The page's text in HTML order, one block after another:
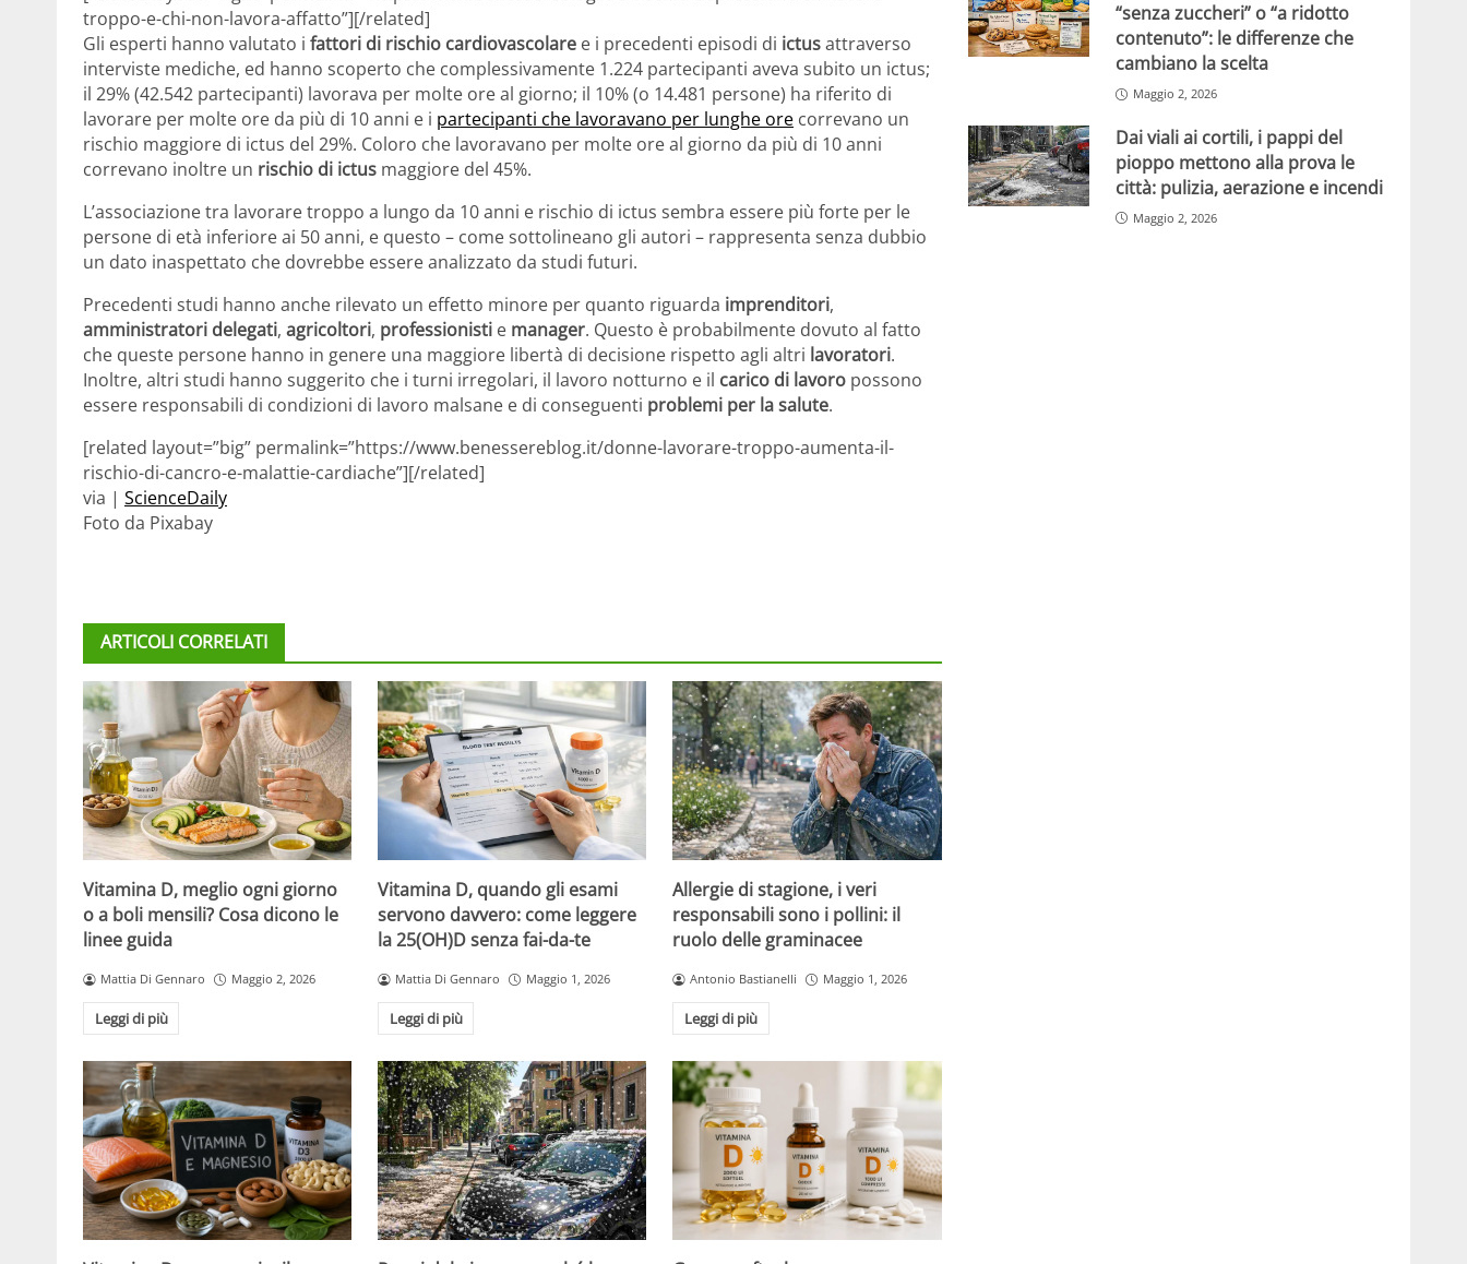
troppo-e-chi-non-lavora-affatto”][/related]
Gli esperti hanno valutato i fattori di rischio cardiovascolare e i precedenti episodi di ictusattraverso
interviste mediche, ed hanno scoperto che complessivamente 1.224 partecipanti aveva subito un ictus;
il 29% (42.542 partecipanti) lavorava per molte ore al giorno; il 10% (o 14.481 persone) ha riferito di
lavorare per molte ore da più di 10 anni e i partecipanti che lavoravano per lunghe ore correvano un
rischio maggiore di ictus del 29%. Coloro che lavoravano per molte ore al giorno da più di 10 anni
correvano inoltre un rischio di ictus maggiore del 45%.
L’associazione tra lavorare troppo a lungo da 10 anni e rischio di ictus sembra essere più forte per le
persone di età inferiore ai 50 anni, e questo – come sottolineano gli autori – rappresenta senza dubbio
un dato inaspettato che dovrebbe essere analizzato da studi futuri.
Precedenti studi hanno anche rilevato un effetto minore per quanto riguarda imprenditori,
amministratori delegati, agricoltori, professionisti e manager. Questo è probabilmente dovuto al fatto
che queste persone hanno in genere una maggiore libertà di decisione rispetto agli altri lavoratori.
Inoltre, altri studi hanno suggerito che i turni irregolari, il lavoro notturno e il carico di lavoro possono
essere responsabili di condizioni di lavoro malsane e di conseguenti problemi per la salute.
[related layout=”big” permalink=”https://www.benessereblog.it/donne-lavorare-troppo-aumenta-il-
rischio-di-cancro-e-malattie-cardiache”][/related]
via | ScienceDaily
Foto da Pixabay
ARTICOLI CORRELATI
Vitamina D, meglio ogni giorno
o a boli mensili? Cosa dicono le
linee guida
Mattia Di Gennaro Maggio 2, 2026
Leggi di più
Vitamina D, quando gli esami
servono davvero: come leggere
la 25(OH)D senza fai-da-te
Mattia Di Gennaro Maggio 1, 2026
Leggi di più
Allergie di stagione, i veri
responsabili sono i pollini: il
ruolo delle graminacee
Antonio Bastianelli Maggio 1, 2026
Leggi di più
“senza zuccheri” o “a ridotto
contenuto”: le differenze che
cambiano la scelta
Maggio 2, 2026
Dai viali ai cortili, i pappi del
pioppo mettono alla prova le
città: pulizia, aerazione e incendi
Maggio 2, 2026